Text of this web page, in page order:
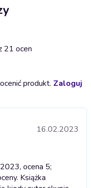
21 ocen
produkt. Zaloguj
16.02.2023
ocena 5;
Książka